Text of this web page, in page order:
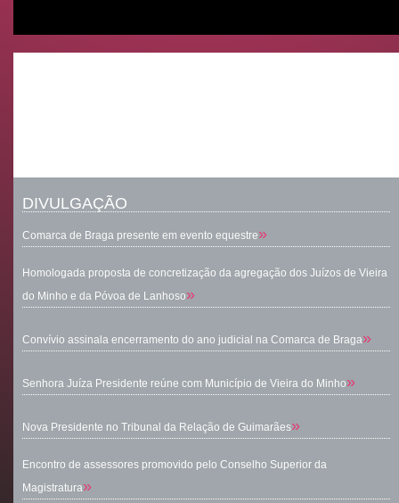
DIVULGAÇÃO
Comarca de Braga presente em evento equestre»
Homologada proposta de concretização da agregação dos Juízos de Vieira
do Minho e da Póvoa de Lanhoso»
Convívio assinala encerramento do ano judicial na Comarca de Braga»
Senhora Juíza Presidente reúne com Município de Vieira do Minho»
Nova Presidente no Tribunal da Relação de Guimarães»
Encontro de assessores promovido pelo Conselho Superior da
Magistratura»